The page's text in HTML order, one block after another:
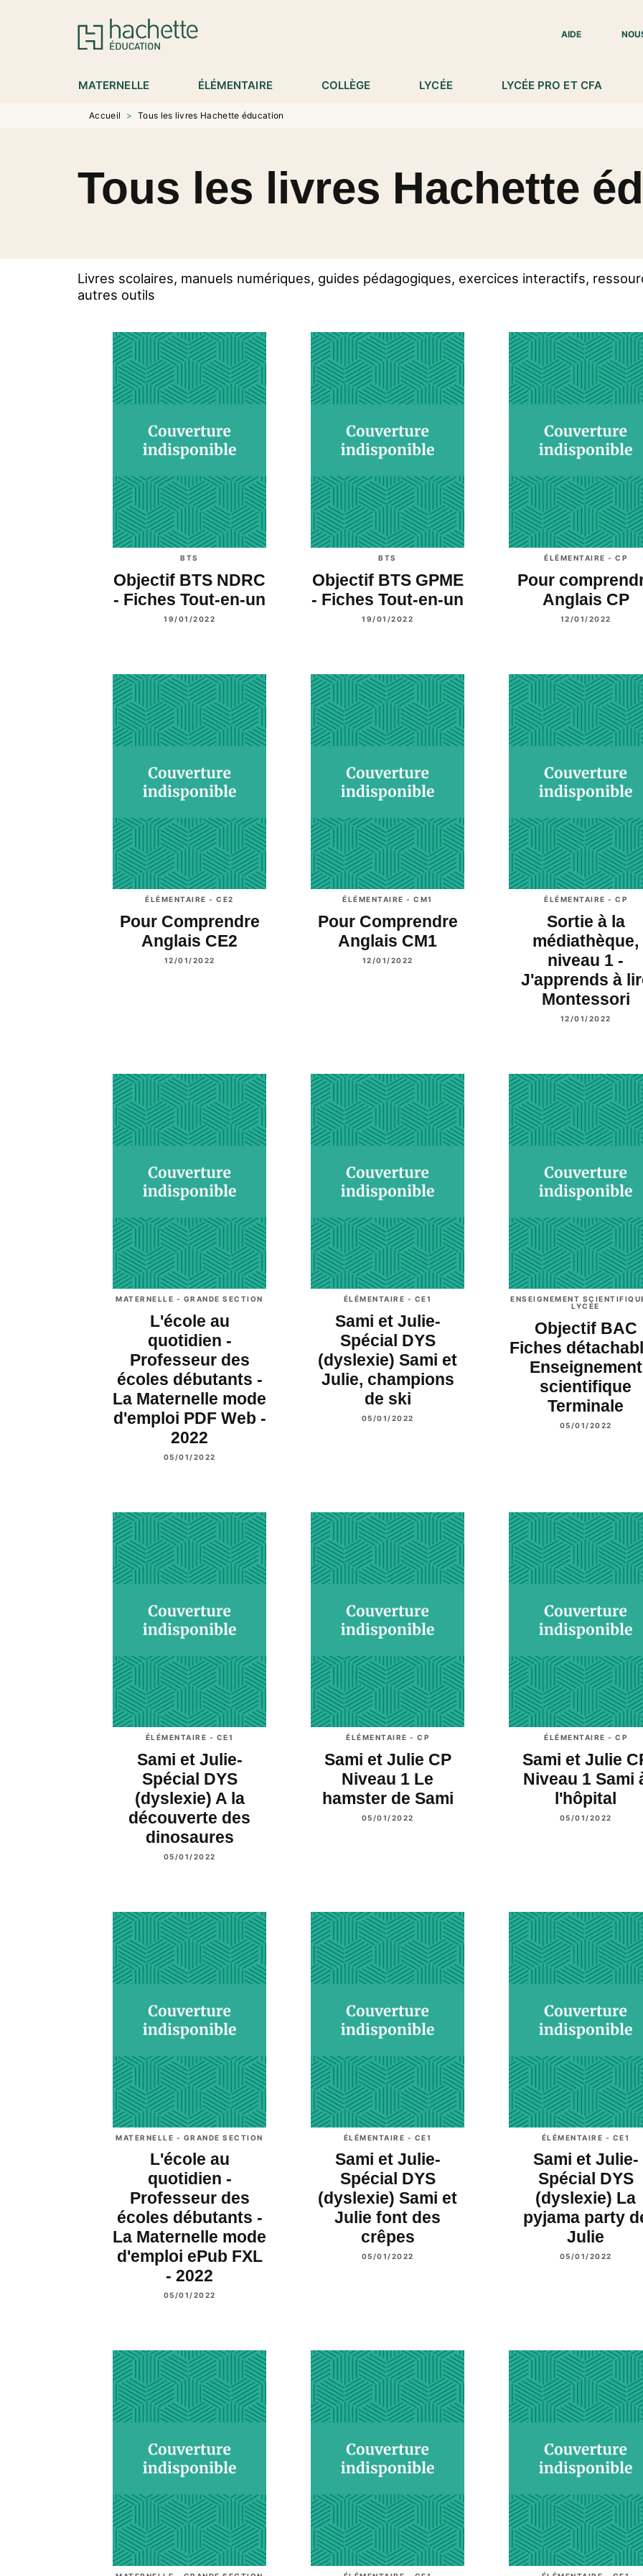
MENU RECHERCHE
AIDE
MATERNELLE ÉLÉMENTAIRE COLLÈGE LYCÉE LYCÉE PRO ET CFA
Accueil > Tous les livres Hachette éducation
Tous les livres Hachette
Livres scolaires, manuels numériques, guides pédagogiques, exercices interactifs,
autres outils
BTS
Objectif BTS NDRC
- Fiches Tout-en-un
19/01/2022
BTS
Objectif BTS GPME
- Fiches Tout-en-un
19/01/2022
ÉLÉMENTAIRE - CP
Pour
Anglais CP
12/01/2022
ÉLÉMENTAIRE - CE2
Pour Comprendre
Anglais CE2
12/01/2022
ÉLÉMENTAIRE - CM1
Pour Comprendre
Anglais CM1
12/01/2022
ÉLÉMENTAIRE - CP
Sortie à la
médiathèque,
niveau 1 -
J'apprends à
Montessori
12/01/2022
MATERNELLE - GRANDE SECTION
L'école au
quotidien -
Professeur des
écoles débutants -
La Maternelle mode
d'emploi PDF Web -
2022
05/01/2022
ÉLÉMENTAIRE - CE1
Sami et Julie-
Spécial DYS
(dyslexie) Sami et
Julie, champions
de ski
05/01/2022
ENSEIGNEMENT
LYCÉE
Objectif BAC
Fiches
Enseignement
scientifique
Terminale
05/01/2022
ÉLÉMENTAIRE - CE1
Sami et Julie-
Spécial DYS
(dyslexie) A la
découverte des
dinosaures
05/01/2022
ÉLÉMENTAIRE - CP
Sami et Julie CP
Niveau 1 Le
hamster de Sami
05/01/2022
ÉLÉMENTAIRE - CP
Sami et Julie
Niveau 1 Sami
l'hôpital
05/01/2022
MATERNELLE - GRANDE SECTION
L'école au
quotidien -
Professeur des
écoles débutants -
La Maternelle mode
d'emploi ePub FXL
- 2022
05/01/2022
ÉLÉMENTAIRE - CE1
Sami et Julie-
Spécial DYS
(dyslexie) Sami et
Julie font des
crêpes
05/01/2022
ÉLÉMENTAIRE - CE1
Sami et Julie-
Spécial DYS
(dyslexie) La
pyjama party
Julie
05/01/2022